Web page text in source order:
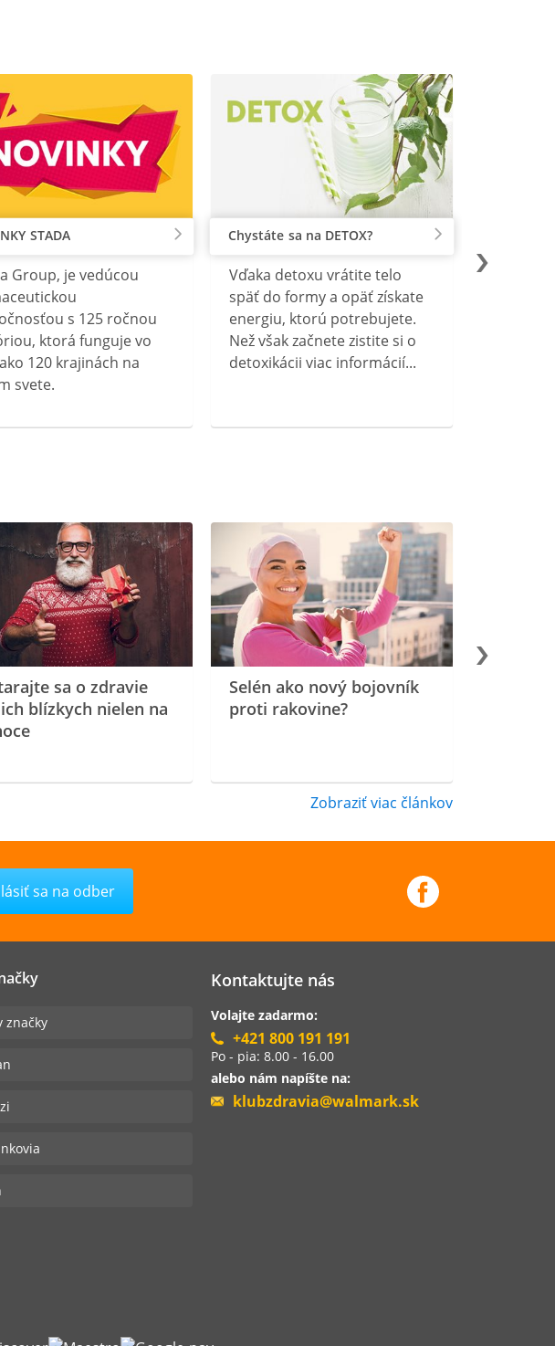
STADA
Group, je vedúcou
s 125 ročnou
ktorá funguje vo
120 krajinách na
svete.
Chystáte sa na DETOX?
Vďaka detoxu vrátite telo
späť do formy a opäť získate
energiu, ktorú potrebujete.
Než však začnete zistite si o
detoxikácii viac informácií...
sa o zdravie
blízkych nielen na
Selén ako nový bojovník
proti rakovine?
Zobraziť viac článkov
značky
Kontaktujte nás
Volajte zadarmo:
+421 800 191 191
Po - pia: 8.00 - 16.00
alebo nám napíšte na:
klubzdravia@walmark.sk